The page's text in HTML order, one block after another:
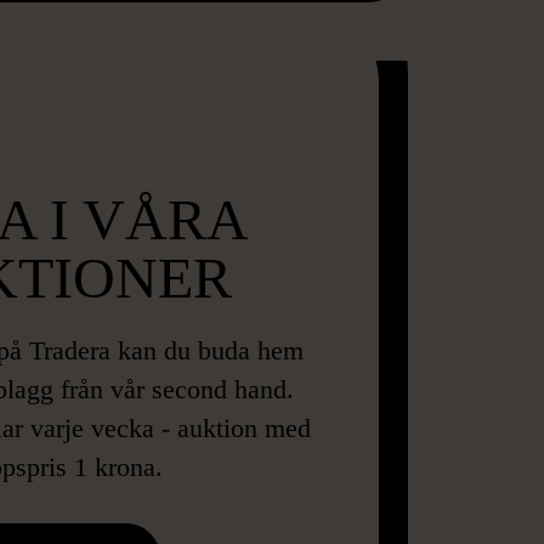
I VÅRA
Tradera kan du buda hem
från vår second hand.
varje vecka - auktion med
1 krona.